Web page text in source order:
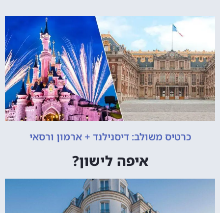
כרטיס משולב: דיסנילנד + ארמון ורסאי
איפה לישון?